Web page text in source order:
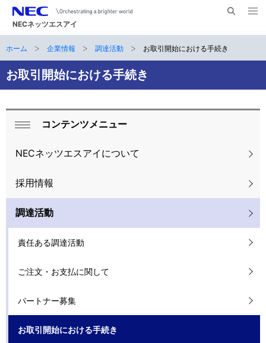
NECネッツエスアイ
内
メ
ナ
ビ
ゲ
ー
サ
イ
現
在
位
置
ホーム 企業情報 調達活動 お取引開始における手続き
お取引開始における手続き
ロ
ー
ル
ナ
ビ
シ
ョ
じ
コンテンツメニュー
NECネッツエスアイについて
採用情報
調達活動
責任ある調達活動
ご注文・お支払に関して
パートナー募集
お取引開始における手続き